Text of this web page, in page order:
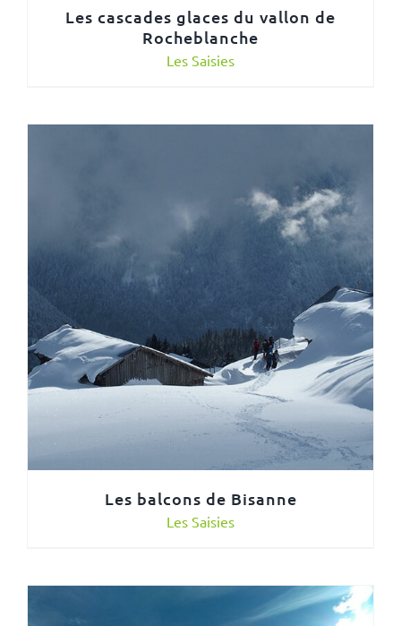
Les cascades glaces du vallon de
Rocheblanche
Les Saisies
Les balcons de Bisanne
Les Saisies